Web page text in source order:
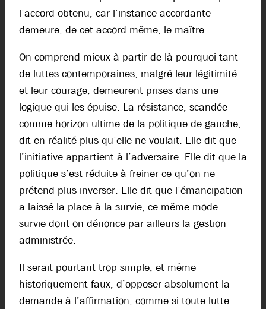
l’accord obtenu, car l’instance accordante
demeure, de cet accord même, le maître.
On comprend mieux à partir de là pourquoi tant
de luttes contemporaines, malgré leur légitimité
et leur courage, demeurent prises dans une
logique qui les épuise. La résistance, scandée
comme horizon ultime de la politique de gauche,
dit en réalité plus qu’elle ne voulait. Elle dit que
l’initiative appartient à l’adversaire. Elle dit que la
politique s’est réduite à freiner ce qu’on ne
prétend plus inverser. Elle dit que l’émancipation
a laissé la place à la survie, ce même mode
survie dont on dénonce par ailleurs la gestion
administrée.
Il serait pourtant trop simple, et même
historiquement faux, d’opposer absolument la
demande à l’affirmation, comme si toute lutte